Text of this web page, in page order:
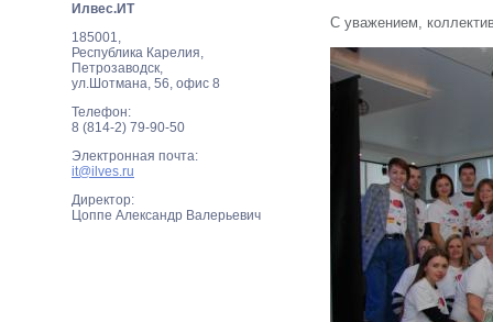
Илвес.ИТ
185001,
Республика Карелия,
Петрозаводск,
ул.Шотмана, 56, офис 8
Телефон:
8 (814-2) 79-90-50
Электронная почта:
it@ilves.ru
Директор:
Цоппе Александр Валерьевич
С уважением,